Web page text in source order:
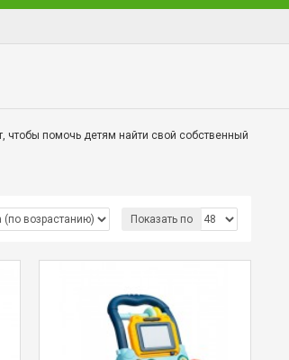
Войти
чтобы помочь детям найти свой собственный
Показать по